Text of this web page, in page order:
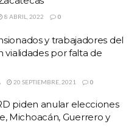
8 ABRIL, 2022 0
y trabajadores del
vialidades por falta de
20 SEPTIEMBRE, 2021 0
piden anular elecciones
Michoacán, Guerrero y